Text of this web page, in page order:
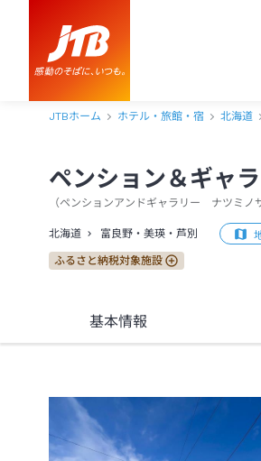
JTBホーム ホテル・旅館・宿 北海道
ペンション＆ギャ
（ペンションアンドギャラリー ナツミノ
北海道 富良野・美瑛・芦別
ふるさと納税対象施設
基本情報